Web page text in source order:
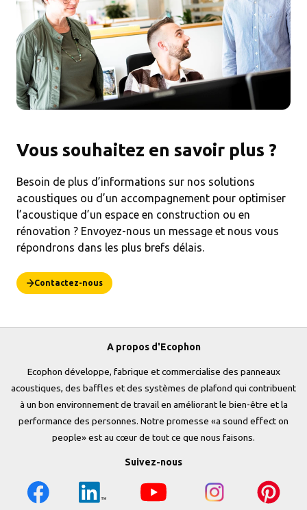
Vous souhaitez en savoir plus ?
Besoin de plus d’informations sur nos solutions
acoustiques ou d’un accompagnement pour optimiser
l’acoustique d’un espace en construction ou en
rénovation ? Envoyez-nous un message et nous vous
répondrons dans les plus brefs délais.
Contactez-nous
A propos d'Ecophon
Ecophon développe, fabrique et commercialise des panneaux
acoustiques, des baffles et des systèmes de plafond qui contribuent
à un bon environnement de travail en améliorant le bien-être et la
performance des personnes. Notre promesse «a sound effect on
people» est au cœur de tout ce que nous faisons.
Suivez-nous